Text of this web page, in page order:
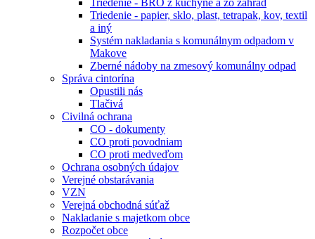
Triedenie - BRO z kuchyne a zo záhrad
Triedenie - papier, sklo, plast, tetrapak, kov, textil
a iný
Systém nakladania s komunálnym odpadom v
Makove
Zberné nádoby na zmesový komunálny odpad
Správa cintorína
Opustili nás
Tlačivá
Civilná ochrana
CO - dokumenty
CO proti povodniam
CO proti medveďom
Ochrana osobných údajov
Verejné obstarávania
VZN
Verejná obchodná súťaž
Nakladanie s majetkom obce
Rozpočet obce